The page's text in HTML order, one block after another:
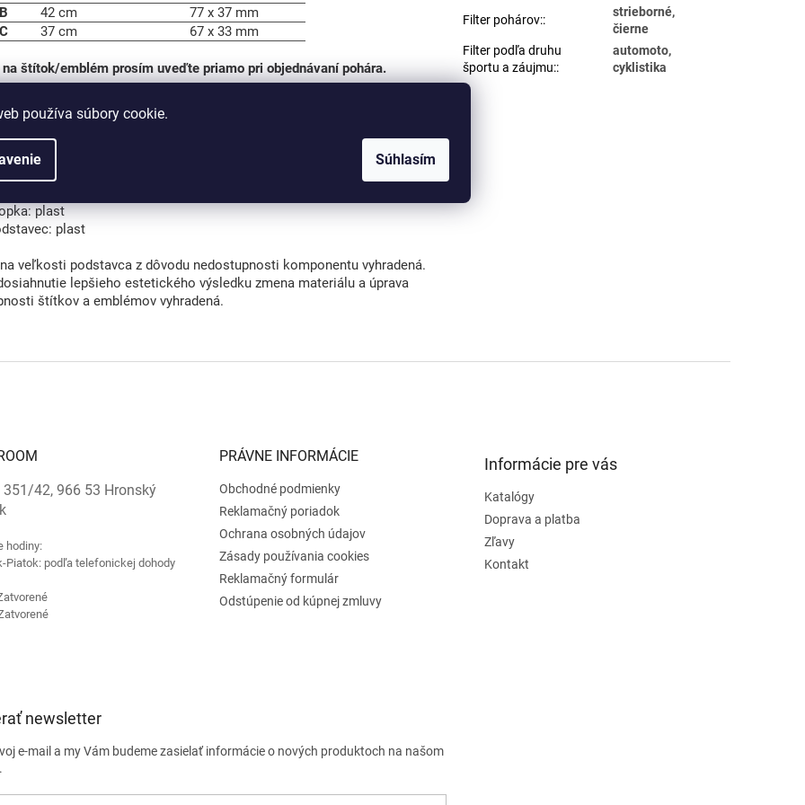
používa súbory cookie.
Súhlasím
B
42 cm
77 x 37 mm
C
37 cm 67 x 33 mm
na štítok/emblém prosím uveďte priamo pri objednávaní pohára.
pre tlač je možné dodať v
pre gravírovanie je potrebné dodať výlučne vo
AI, CDR, EPS, SVG).
plast
plast
veľkosti podstavca z dôvodu nedostupnosti komponentu vyhradená.
lepšieho estetického výsledku zmena materiálu a úprava
štítkov a emblémov vyhradená.
Filter pohárov::
strieborné,
čierne
Filter podľa druhu
športu a záujmu::
automoto,
cyklistika
42, 966 53 Hronský
hodiny:
Piatok: podľa telefonickej dohody
PRÁVNE INFORMÁCIE
Obchodné podmienky
Reklamačný poriadok
Ochrana osobných údajov
Zásady používania cookies
Reklamačný formulár
Odstúpenie od kúpnej zmluvy
Informácie pre vás
Katalógy
Doprava a platba
Zľavy
Kontakt
newsletter
e-mail a my Vám budeme zasielať informácie o nových produktoch na našom